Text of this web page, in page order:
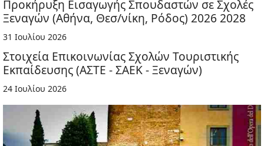
Προκήρυξη Εισαγωγής Σπουδαστών σε Σχολές
Ξεναγών (Αθήνα, Θεσ/νίκη, Ρόδος) 2026 2028
31 Ιουλίου 2026
Στοιχεία Επικοινωνίας Σχολών Τουριστικής
Εκπαίδευσης (ΑΣΤΕ - ΣΑΕΚ - Ξεναγών)
24 Ιουλίου 2026